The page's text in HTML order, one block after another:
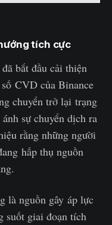
tích cực
bắt đầu cải thiện
CVD của Binance
chuyển trở lại trạng
sự chuyển dịch ra
rằng những người
hấp thụ nguồn
là nguồn gây áp lực
suốt giai đoạn tích